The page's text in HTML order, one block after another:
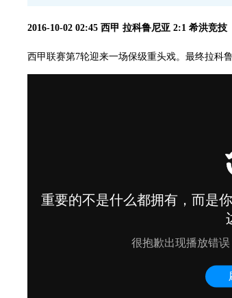
2016-10-02 02:45 西甲 拉科鲁尼亚 2:1 希洪竞技
西甲联赛第7轮迎来一场保级重头戏。最终拉科